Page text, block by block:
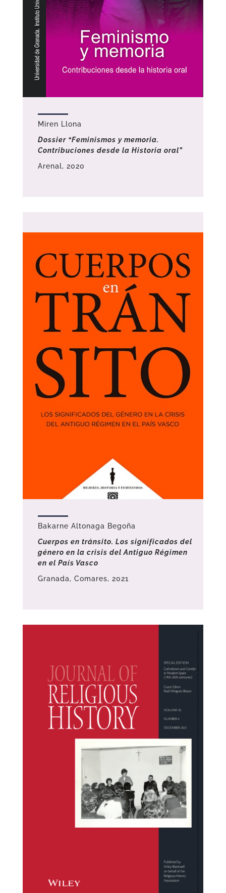
Miren Llona
Dossier “Feminismos y memoria.
Contribuciones desde la Historia oral”
Arenal, 2020
Bakarne Altonaga Begoña
Cuerpos en tránsito. Los significados del
género en la crisis del Antiguo Régimen
en el País Vasco
Granada, Comares, 2021